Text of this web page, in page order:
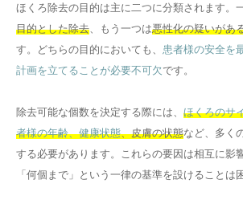
ほくろ除去の目的は主に二つに分類されます。
目的とした除去 、もう一つは悪性化の疑いがあ
す。どちらの目的においても、 患者様の安全を
計画を立てることが必要不可欠 です。
除去可能な個数を決定する際には、 ほくろのサ
者様の年齢、健康状態、皮膚の状態など、多く
する必要があります。これらの要因は相互に影
「何個まで」という一律の基準を設けることは